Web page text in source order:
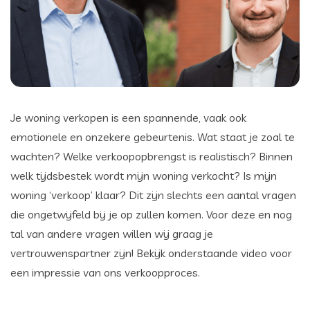
Je woning verkopen is een spannende, vaak ook
emotionele en onzekere gebeurtenis. Wat staat je zoal te
wachten? Welke verkoopopbrengst is realistisch? Binnen
welk tijdsbestek wordt mijn woning verkocht? Is mijn
woning ‘verkoop’ klaar? Dit zijn slechts een aantal vragen
die ongetwijfeld bij je op zullen komen. Voor deze en nog
tal van andere vragen willen wij graag je
vertrouwenspartner zijn! Bekijk onderstaande video voor
een impressie van ons verkoopproces.